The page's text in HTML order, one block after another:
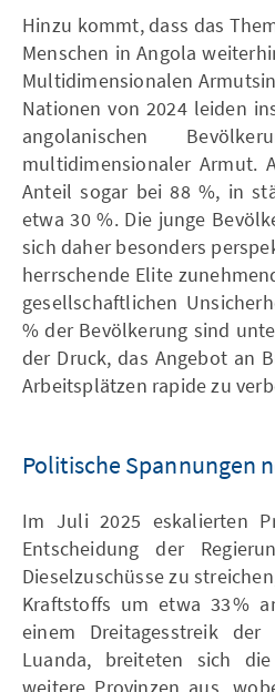
Hinzu kommt, dass das
Menschen in Angola
Multidimensionalen
Nationen von 2024 leiden
angolanischen
multidimensionaler Armut.
Anteil sogar bei 88 %, in
etwa 30 %. Die junge
sich daher besonders
herrschende Elite
gesellschaftlichen
% der Bevölkerung sind
der Druck, das Angebot an
Arbeitsplätzen rapide zu
Politische Spannungen
Im Juli 2025 eskalierten
Entscheidung der
Dieselzuschüsse zu
Kraftstoffs um etwa 33 %
einem Dreitagesstreik der
Luanda, breiteten sich
weitere Provinzen aus,